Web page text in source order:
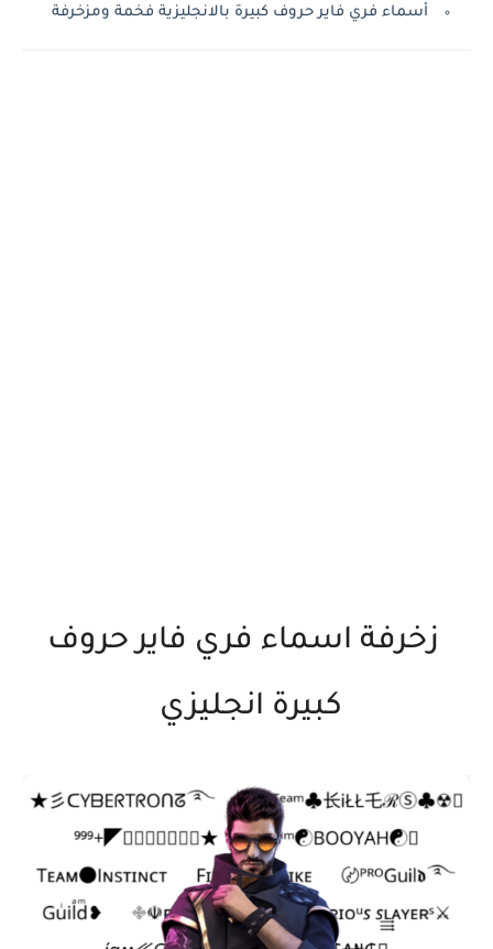
أسماء فري فاير حروف كبيرة بالانجليزية فخمة ومزخرفة
زخرفة اسماء فري فاير حروف
كبيرة انجليزي